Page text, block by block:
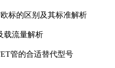
标的区别及其标准解析
载流量解析
管的合适替代型号